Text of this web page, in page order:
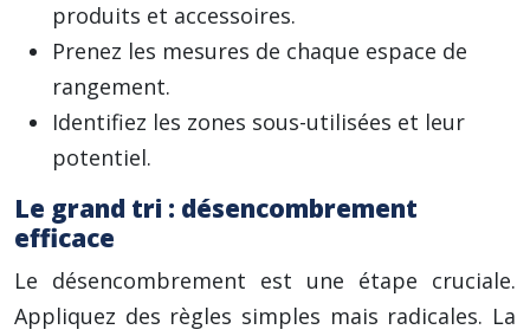
produits et accessoires.
Prenez les mesures de chaque espace de
rangement.
Identifiez les zones sous-utilisées et leur
potentiel.
Le grand tri : désencombrement
efficace
Le désencombrement est une étape cruciale.
Appliquez des règles simples mais radicales. La